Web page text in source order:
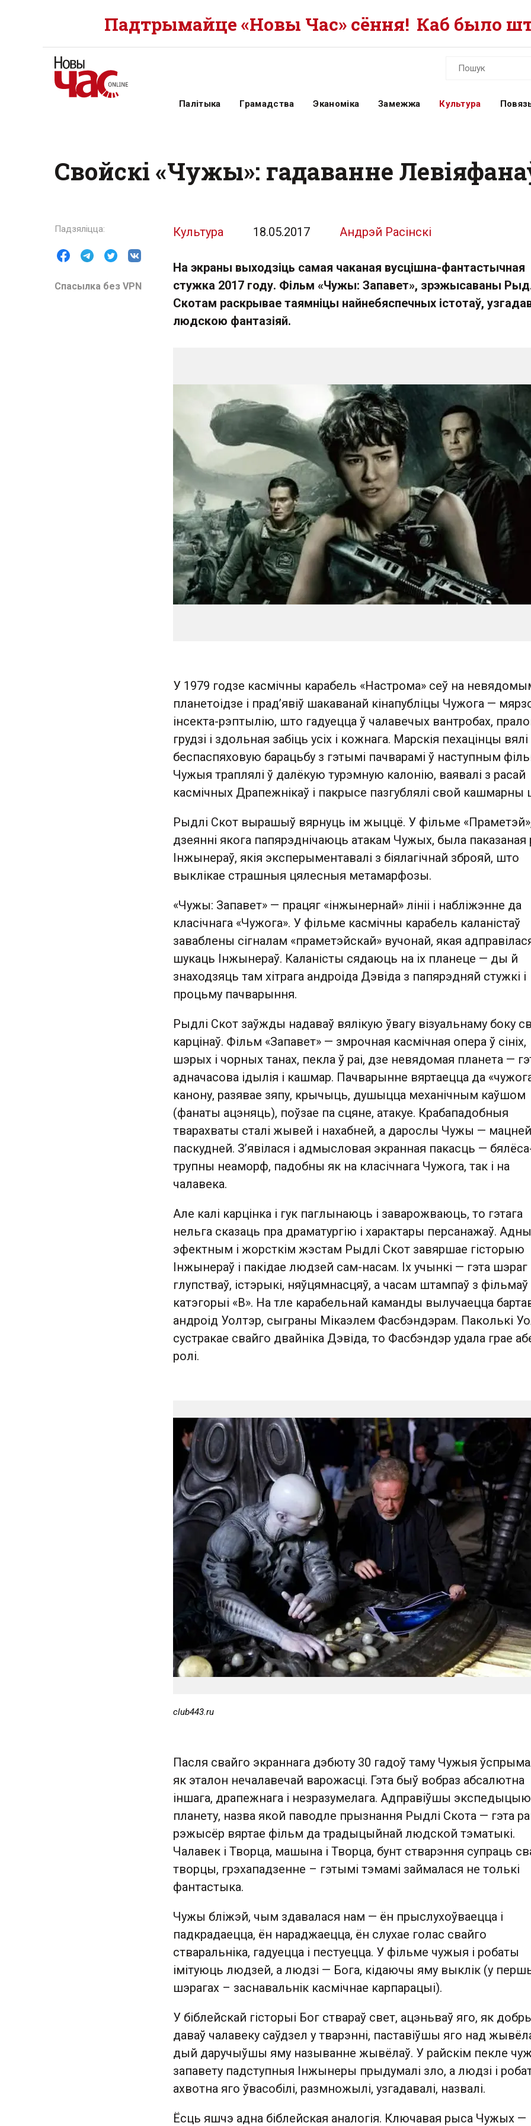
Падтрымайце «Новы Час» сёння! Каб было
Палітыка Грамадства Эканоміка Замежжа Культура
Свойскі «Чужы»: гадаванне
Спасылка без VPN
Культура 18.05.2017 Андрэй Расінскі
На экраны выходзіць самая чаканая вусцішна-фантастычная
стужка 2017 году. Фільм «Чужы: Запавет», зрэжысаваны
Скотам раскрывае таямніцы найнебяспечных істотаў,
людcкою фантазіяй.
У 1979 годзе касмічны карабель «Настрома» сеў на
планетоідзе і прад’явіў шакаванай кінапубліцы Чужога —
інсекта-рэптылію, што гадуецца ў чалавечых вантробах,
грудзі і здольная забіць усіх і кожнага. Марскія пехацінцы вялі
беспаспяховую барацьбу з гэтымі пачварамі ў наступным
Чужыя траплялі ў далёкую турэмную калонію, ваявалі з расай
касмічных Драпежнікаў і пакрысе пазгублялі свой кашмарны
Рыдлі Скот вырашыў вярнуць ім жыццё. У фільме
дзеянні якога папярэднічаюць атакам Чужых, была паказаная
Інжынераў, якія эксперыментавалі з біялагічнай зброяй, што
выклікае страшныя цялесныя метамарфозы.
«Чужы: Запавет» — працяг «інжынернай» лініі і набліжэнне да
класічнага «Чужога». У фільме касмічны карабель каланістаў
заваблены сігналам «праметэйскай» вучонай, якая
шукаць Інжынераў. Каланісты сядаюць на іх планеце — ды й
знаходзяць там хітрага андроіда Дэвіда з папярэдняй стужкі і
процьму пачварыння.
Рыдлі Скот заўжды надаваў вялікую ўвагу візуальнаму боку
карцінаў. Фільм «Запавет» — змрочная касмічная опера ў сініх,
шэрых і чорных танах, пекла ў раі, дзе невядомая планета —
адначасова ідылія і кашмар. Пачварынне вяртаецца да
канону, разявае зяпу, крычыць, душыцца механічным каўшом
(фанаты ацэняць), поўзае па сцяне, атакуе. Крабападобныя
тварахваты сталі жывей і нахабней, а дарослы Чужы — мацней
паскудней. З’явілася і адмысловая экранная пакасць —
трупны неаморф, падобны як на класічнага Чужога, так і на
чалавека.
Але калі карцінка і гук паглынаюць і заварожваюць, то гэтага
нельга сказаць пра драматургію і характары персанажаў.
эфектным і жорсткім жэстам Рыдлі Скот завяршае гісторыю
Інжынераў і пакідае людзей сам-насам. Іх учынкі — гэта шэраг
глупстваў, істэрыкі, няўцямнасцяў, а часам штампаў з фільмаў
катэгорыі «В». На тле карабельнай каманды вылучаецца
андроід Уолтэр, сыграны Мікаэлем Фасбэндэрам. Паколькі
сустракае свайго двайніка Дэвіда, то Фасбэндэр удала грае
ролі.
club443.ru
Пасля свайго экраннага дэбюту 30 гадоў таму Чужыя
як эталон нечалавечай варожасці. Гэта быў вобраз абсалютна
іншага, драпежнага і незразумелага. Адправіўшы
планету, назва якой паводле прызнання Рыдлі Скота — гэта
рэжысёр вяртае фільм да традыцыйнай людской тэматыкі.
Чалавек і Творца, машына і Творца, бунт стварэння супраць
творцы, грэхападзенне – гэтымі тэмамі займалася не толькі
фантастыка.
Чужы бліжэй, чым здавалася нам — ён прыслухоўваецца і
падкрадаецца, ён нараджаецца, ён слухае голас свайго
стваральніка, гадуецца і пестуецца. У фільме чужыя і робаты
імітуюць людзей, а людзі — Бога, кідаючы яму выклік (у
шэрагах – заснавальнік касмічнае карпарацыі).
У біблейскай гісторыі Бог ствараў свет, ацэньваў яго, як
даваў чалавеку саўдзел у тварэнні, паставіўшы яго над
дый даручыўшы яму называнне жывёлаў. У райскім пекле
запавету падступныя Інжынеры прыдумалі зло, а людзі і
ахвотна яго ўвасобілі, размножылі, узгадавалі, назвалі.
Ёсць яшчэ адна біблейская аналогія. Ключавая рыса Чужых —